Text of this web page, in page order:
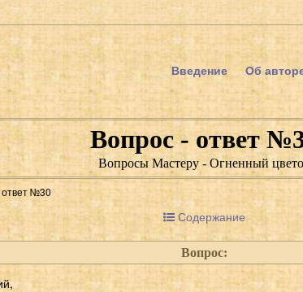
Введение Об
Вопрос - ответ
Вопросы Мастеру - Огненный
№30
Содержание
Вопрос: